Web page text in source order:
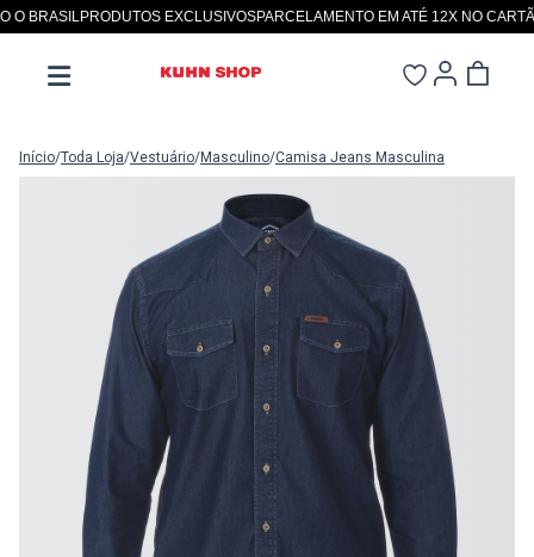
PRODUTOS EXCLUSIVOSPARCELAMENTO EM ATÉ 12X NO CARTÃO
Início/Toda Loja/Vestuário/Masculino/Camisa Jeans Masculina